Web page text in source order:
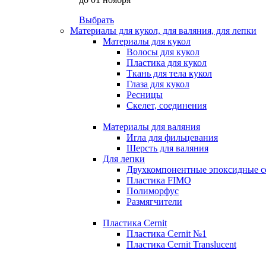
Выбрать
Материалы для кукол, для валяния, для лепки
Материалы для кукол
Волосы для кукол
Пластика для кукол
Ткань для тела кукол
Глаза для кукол
Ресницы
Скелет, соединения
Материалы для валяния
Игла для фильцевания
Шерсть для валяния
Для лепки
Двухкомпонентные эпоксидные
Пластика FIMO
Полиморфус
Размягчители
Пластика Cernit
Пластика Cernit №1
Пластика Cernit Translucent